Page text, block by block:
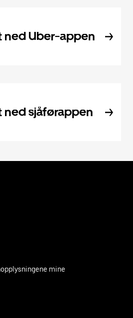
ned Uber-appen
ned sjåførappen
mine